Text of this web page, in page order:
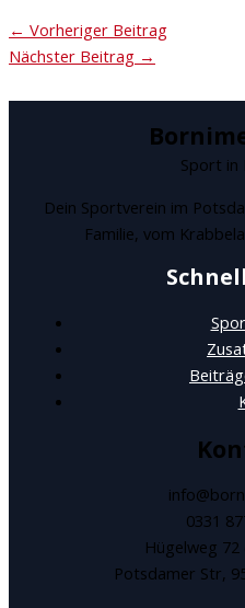
← Vorheriger Beitrag
Nächster Beitrag →
Sport in
Dein Sportverein im
Familie, vom
0331
Hügelweg
Potsdamer Str,